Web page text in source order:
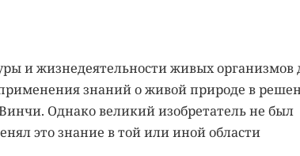
и жизнедеятельности живых организмов
знаний о живой природе в
Однако великий изобретатель не был
это знание в той или иной области